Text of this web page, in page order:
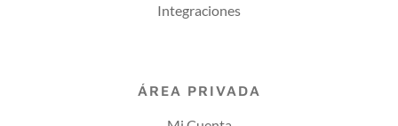
Integraciones
ÁREA PRIVADA